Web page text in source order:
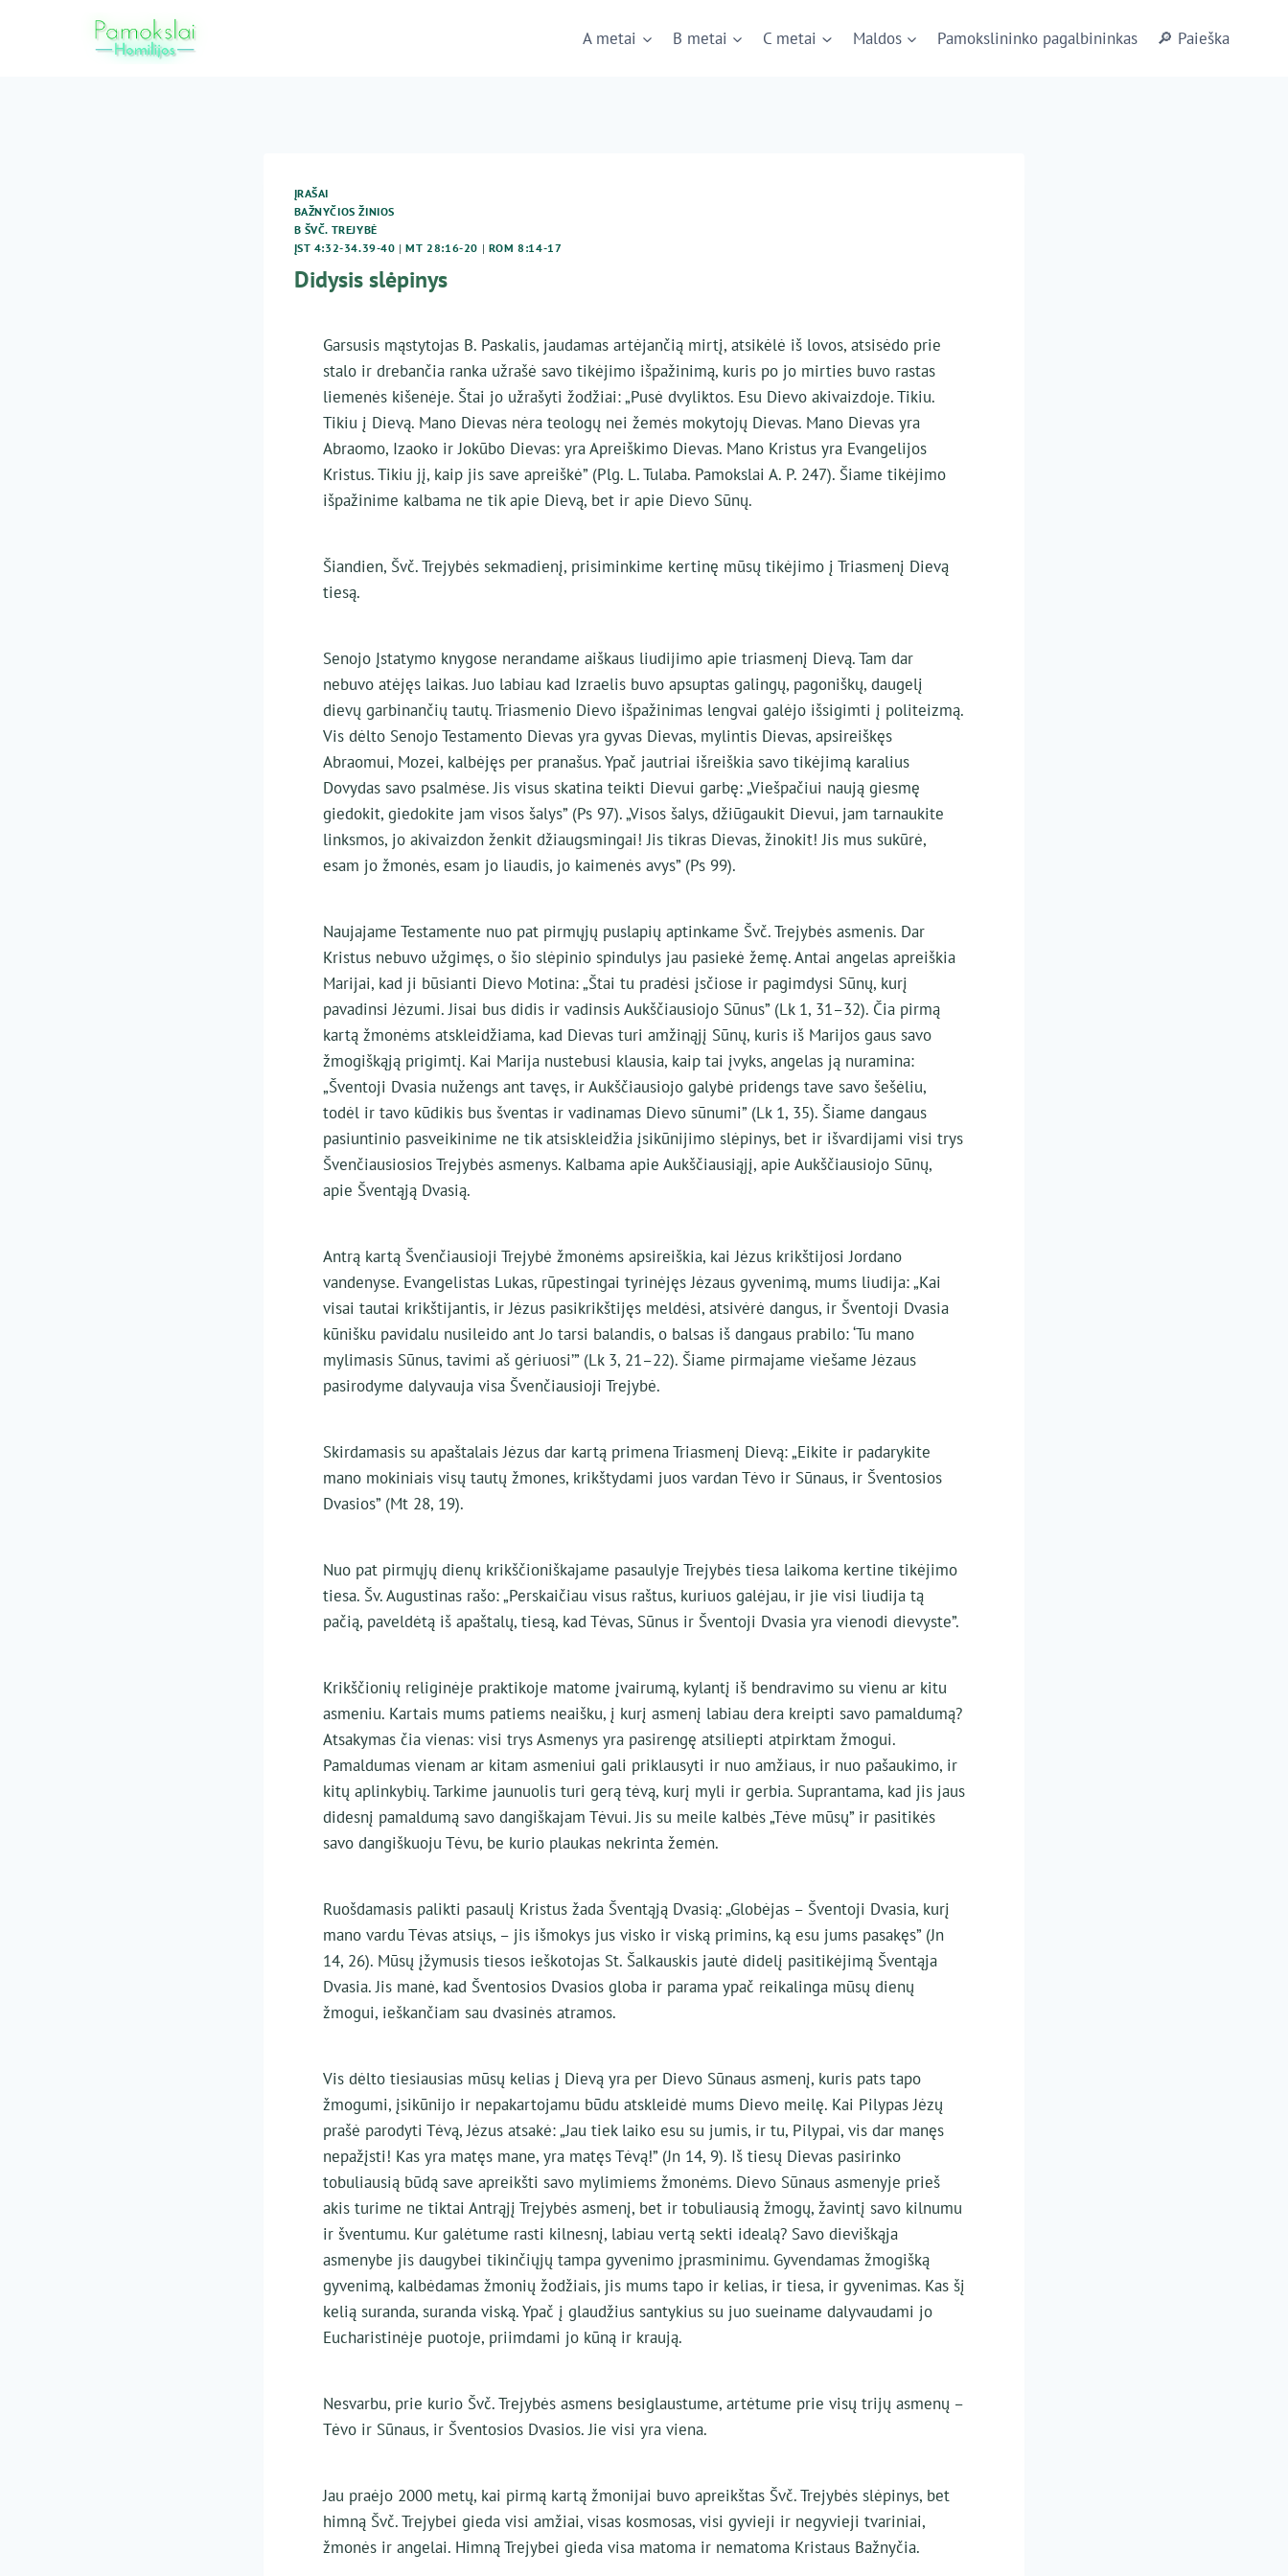
A metai B metai C metai Maldos Pamokslininko pagalbininkas 🔎 Paieška
ĮRAŠAI
BAŽNYČIOS ŽINIOS
B ŠVČ. TREJYBĖ
ĮST 4:32-34.39-40 |MT 28:16-20 | ROM 8:14-17
Didysis slėpinys
Garsusis mąstytojas B. Paskalis, jaudamas artėjančią mirtį, atsikėlė iš lovos, atsisėdo prie
stalo ir drebančia ranka užrašė savo tikėjimo išpažinimą, kuris po jo mirties buvo rastas
liemenės kišenėje. Štai jo užrašyti žodžiai: „Pusė dvyliktos. Esu Dievo akivaizdoje. Tikiu.
Tikiu į Dievą. Mano Dievas nėra teologų nei žemės mokytojų Dievas. Mano Dievas yra
Abraomo, Izaoko ir Jokūbo Dievas: yra Apreiškimo Dievas. Mano Kristus yra Evangelijos
Kristus. Tikiu jį, kaip jis save apreiškė” (Plg. L. Tulaba. Pamokslai A. P. 247). Šiame tikėjimo
išpažinime kalbama ne tik apie Dievą, bet ir apie Dievo Sūnų.
Šiandien, Švč. Trejybės sekmadienį, prisiminkime kertinę mūsų tikėjimo į Triasmenį Dievą
tiesą.
Senojo Įstatymo knygose nerandame aiškaus liudijimo apie triasmenį Dievą. Tam dar
nebuvo atėjęs laikas. Juo labiau kad Izraelis buvo apsuptas galingų, pagoniškų, daugelį
dievų garbinančių tautų. Triasmenio Dievo išpažinimas lengvai galėjo išsigimti į politeizmą.
Vis dėlto Senojo Testamento Dievas yra gyvas Dievas, mylintis Dievas, apsireiškęs
Abraomui, Mozei, kalbėjęs per pranašus. Ypač jautriai išreiškia savo tikėjimą karalius
Dovydas savo psalmėse. Jis visus skatina teikti Dievui garbę: „Viešpačiui naują giesmę
giedokit, giedokite jam visos šalys” (Ps 97). „Visos šalys, džiūgaukit Dievui, jam tarnaukite
linksmos, jo akivaizdon ženkit džiaugsmingai! Jis tikras Dievas, žinokit! Jis mus sukūrė,
esam jo žmonės, esam jo liaudis, jo kaimenės avys” (Ps 99).
Naujajame Testamente nuo pat pirmųjų puslapių aptinkame Švč. Trejybės asmenis. Dar
Kristus nebuvo užgimęs, o šio slėpinio spindulys jau pasiekė žemę. Antai angelas apreiškia
Marijai, kad ji būsianti Dievo Motina: „Štai tu pradėsi įsčiose ir pagimdysi Sūnų, kurį
pavadinsi Jėzumi. Jisai bus didis ir vadinsis Aukščiausiojo Sūnus” (Lk 1, 31–32). Čia pirmą
kartą žmonėms atskleidžiama, kad Dievas turi amžinąjį Sūnų, kuris iš Marijos gaus savo
žmogiškąją prigimtį. Kai Marija nustebusi klausia, kaip tai įvyks, angelas ją nuramina:
„Šventoji Dvasia nužengs ant tavęs, ir Aukščiausiojo galybė pridengs tave savo šešėliu,
todėl ir tavo kūdikis bus šventas ir vadinamas Dievo sūnumi” (Lk 1, 35). Šiame dangaus
pasiuntinio pasveikinime ne tik atsiskleidžia įsikūnijimo slėpinys, bet ir išvardijami visi trys
Švenčiausiosios Trejybės asmenys. Kalbama apie Aukščiausiąjį, apie Aukščiausiojo Sūnų,
apie Šventąją Dvasią.
Antrą kartą Švenčiausioji Trejybė žmonėms apsireiškia, kai Jėzus krikštijosi Jordano
vandenyse. Evangelistas Lukas, rūpestingai tyrinėjęs Jėzaus gyvenimą, mums liudija: „Kai
visai tautai krikštijantis, ir Jėzus pasikrikštijęs meldėsi, atsivėrė dangus, ir Šventoji Dvasia
kūnišku pavidalu nusileido ant Jo tarsi balandis, o balsas iš dangaus prabilo: ‘Tu mano
mylimasis Sūnus, tavimi aš gėriuosi’” (Lk 3, 21–22). Šiame pirmajame viešame Jėzaus
pasirodyme dalyvauja visa Švenčiausioji Trejybė.
Skirdamasis su apaštalais Jėzus dar kartą primena Triasmenį Dievą: „Eikite ir padarykite
mano mokiniais visų tautų žmones, krikštydami juos vardan Tėvo ir Sūnaus, ir Šventosios
Dvasios” (Mt 28, 19).
Nuo pat pirmųjų dienų krikščioniškajame pasaulyje Trejybės tiesa laikoma kertine tikėjimo
tiesa. Šv. Augustinas rašo: „Perskaičiau visus raštus, kuriuos galėjau, ir jie visi liudija tą
pačią, paveldėtą iš apaštalų, tiesą, kad Tėvas, Sūnus ir Šventoji Dvasia yra vienodi dievyste”.
Krikščionių religinėje praktikoje matome įvairumą, kylantį iš bendravimo su vienu ar kitu
asmeniu. Kartais mums patiems neaišku, į kurį asmenį labiau dera kreipti savo pamaldumą?
Atsakymas čia vienas: visi trys Asmenys yra pasirengę atsiliepti atpirktam žmogui.
Pamaldumas vienam ar kitam asmeniui gali priklausyti ir nuo amžiaus, ir nuo pašaukimo, ir
kitų aplinkybių. Tarkime jaunuolis turi gerą tėvą, kurį myli ir gerbia. Suprantama, kad jis jaus
didesnį pamaldumą savo dangiškajam Tėvui. Jis su meile kalbės „Tėve mūsų” ir pasitikės
savo dangiškuoju Tėvu, be kurio plaukas nekrinta žemėn.
Ruošdamasis palikti pasaulį Kristus žada Šventąją Dvasią: „Globėjas – Šventoji Dvasia, kurį
mano vardu Tėvas atsiųs, – jis išmokys jus visko ir viską primins, ką esu jums pasakęs” (Jn
14, 26). Mūsų įžymusis tiesos ieškotojas St. Šalkauskis jautė didelį pasitikėjimą Šventąja
Dvasia. Jis manė, kad Šventosios Dvasios globa ir parama ypač reikalinga mūsų dienų
žmogui, ieškančiam sau dvasinės atramos.
Vis dėlto tiesiausias mūsų kelias į Dievą yra per Dievo Sūnaus asmenį, kuris pats tapo
žmogumi, įsikūnijo ir nepakartojamu būdu atskleidė mums Dievo meilę. Kai Pilypas Jėzų
prašė parodyti Tėvą, Jėzus atsakė: „Jau tiek laiko esu su jumis, ir tu, Pilypai, vis dar manęs
nepažįsti! Kas yra matęs mane, yra matęs Tėvą!” (Jn 14, 9). Iš tiesų Dievas pasirinko
tobuliausią būdą save apreikšti savo mylimiems žmonėms. Dievo Sūnaus asmenyje prieš
akis turime ne tiktai Antrąjį Trejybės asmenį, bet ir tobuliausią žmogų, žavintį savo kilnumu
ir šventumu. Kur galėtume rasti kilnesnį, labiau vertą sekti idealą? Savo dieviškąja
asmenybe jis daugybei tikinčiųjų tampa gyvenimo įprasminimu. Gyvendamas žmogišką
gyvenimą, kalbėdamas žmonių žodžiais, jis mums tapo ir kelias, ir tiesa, ir gyvenimas. Kas šį
kelią suranda, suranda viską. Ypač į glaudžius santykius su juo sueiname dalyvaudami jo
Eucharistinėje puotoje, priimdami jo kūną ir kraują.
Nesvarbu, prie kurio Švč. Trejybės asmens besiglaustume, artėtume prie visų trijų asmenų –
Tėvo ir Sūnaus, ir Šventosios Dvasios. Jie visi yra viena.
Jau praėjo 2000 metų, kai pirmą kartą žmonijai buvo apreikštas Švč. Trejybės slėpinys, bet
himną Švč. Trejybei gieda visi amžiai, visas kosmosas, visi gyvieji ir negyvieji tvariniai,
žmonės ir angelai. Himną Trejybei gieda visa matoma ir nematoma Kristaus Bažnyčia.